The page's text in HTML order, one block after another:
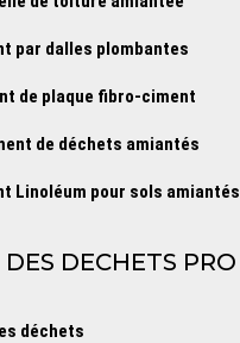
par dalles plombantes
de plaque fibro-ciment
de déchets amiantés
Linoléum pour sols amiantés
DECHETS PRO
déchets